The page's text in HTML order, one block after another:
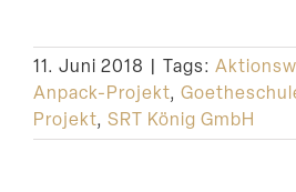
11. Juni 2018 | Tags:
Anpack-Projekt,
Projekt, SRT König GmbH